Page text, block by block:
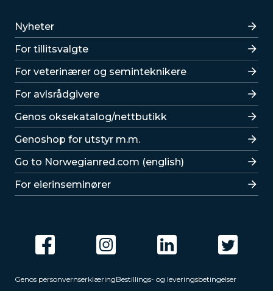
Lenker
Nyheter
For tillitsvalgte
For veterinærer og seminteknikere
For avlsrådgivere
Lenker
Genos oksekatalog/nettbutikk
Genoshop for utstyr m.m.
Go to Norwegianred.com (english)
For eierinseminører
Genos personvernserklæringBestillings- og leveringsbetingelser